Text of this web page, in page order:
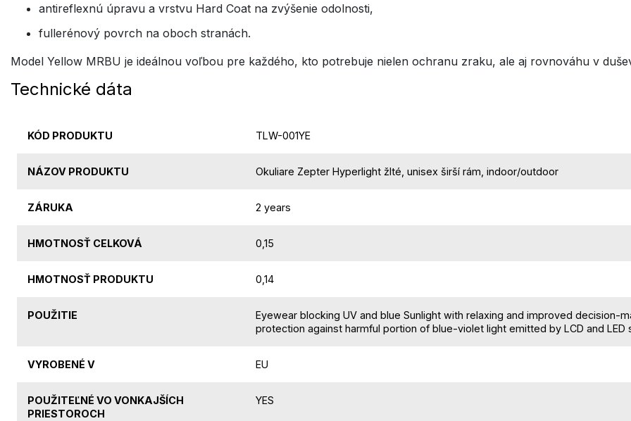
antireflexnú úpravu a vrstvu Hard Coat na zvýšenie odolnosti,
fullerénový povrch na oboch stranách.
Model Yellow MRBU je ideálnou voľbou pre každého, kto potrebuje nielen ochranu zraku, ale aj rovnováhu v
Technické dáta
KÓD PRODUKTU TLW-001YE
NÁZOV PRODUKTU Okuliare Zepter Hyperlight žlté, unisex širší rám, indoor/outdoor
ZÁRUKA 2 years
HMOTNOSŤ CELKOVÁ 0,15
HMOTNOSŤ PRODUKTU 0,14
POUŽITIE
Eyewear blocking UV and blue Sunlight with relaxing and improved
protection against harmful portion of blue-violet light emitted by LCD and LED
VYROBENÉ V EU
POUŽITEĽNÉ VO VONKAJŠÍCH
PRIESTOROCH
YES